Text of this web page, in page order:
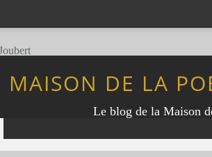
MAISON DE LA
Le blog de la Maison